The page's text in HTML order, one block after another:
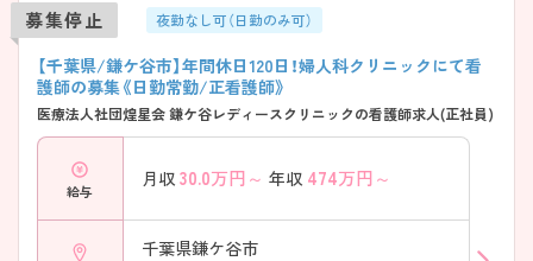
募集停止 夜勤なし可（日勤のみ可）
【千葉県/鎌ケ谷市】年間休日120日！婦人科クリニックにて看
護師の募集《日勤常勤/正看護師》
医療法人社団煌星会 鎌ケ谷レディースクリニックの看護師求人(正社員)
給与
月収 30.0万円～ 年収 474万円～
千葉県鎌ケ谷市